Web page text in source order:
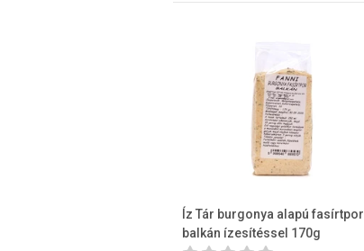
Íz Tár burgonya alapú fasírtpor
balkán ízesítéssel 170g